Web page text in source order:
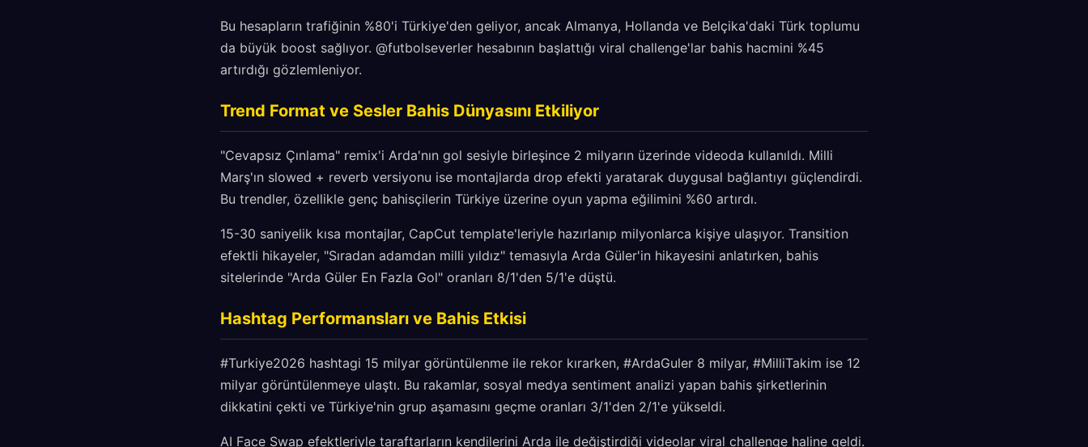
Bu hesapların trafiğinin %80'i Türkiye'den geliyor, ancak Almanya, Hollanda ve Belçika'daki Türk toplumu
da büyük boost sağlıyor. @futbolseverler hesabının başlattığı viral challenge'lar bahis hacmini %45
artırdığı gözlemleniyor.
Trend Format ve Sesler Bahis Dünyasını Etkiliyor
"Cevapsız Çınlama" remix'i Arda'nın gol sesiyle birleşince 2 milyarın üzerinde videoda kullanıldı. Milli
Marş'ın slowed + reverb versiyonu ise montajlarda drop efekti yaratarak duygusal bağlantıyı güçlendirdi.
Bu trendler, özellikle genç bahisçilerin Türkiye üzerine oyun yapma eğilimini %60 artırdı.
15-30 saniyelik kısa montajlar, CapCut template'leriyle hazırlanıp milyonlarca kişiye ulaşıyor. Transition
efektli hikayeler, "Sıradan adamdan milli yıldız" temasıyla Arda Güler'in hikayesini anlatırken, bahis
sitelerinde "Arda Güler En Fazla Gol" oranları 8/1'den 5/1'e düştü.
Hashtag Performansları ve Bahis Etkisi
#Turkiye2026 hashtagi 15 milyar görüntülenme ile rekor kırarken, #ArdaGuler 8 milyar, #MilliTakim ise 12
milyar görüntülenmeye ulaştı. Bu rakamlar, sosyal medya sentiment analizi yapan bahis şirketlerinin
dikkatini çekti ve Türkiye'nin grup aşamasını geçme oranları 3/1'den 2/1'e yükseldi.
AI Face Swap efektleriyle taraftarların kendilerini Arda ile değiştirdiği videolar viral challenge haline geldi.